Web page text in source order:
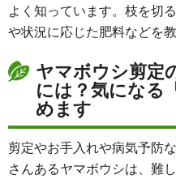
よく知っています。枝を切
や状況に応じた肥料などを
ヤマボウシ剪定
には？気になる
めます
剪定やお手入れや病気予防
さんあるヤマボウシは、難